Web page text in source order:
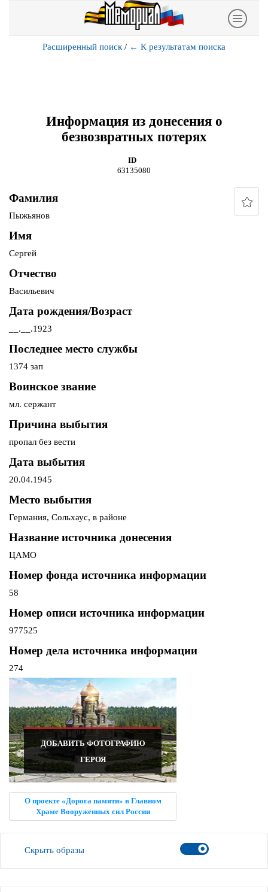
Расширенный поиск / ← К результатам поиска
Информация из донесения о
безвозвратных потерях
ID
63135080
Фамилия
Пыжьянов
Имя
Сергей
Отчество
Васильевич
Дата рождения/Возраст
__.__.1923
Последнее место службы
1374 зап
Воинское звание
мл. сержант
Причина выбытия
пропал без вести
Дата выбытия
20.04.1945
Место выбытия
Германия, Сольхаус, в районе
Название источника донесения
ЦАМО
Номер фонда источника информации
58
Номер описи источника информации
977525
Номер дела источника информации
274
ДОБАВИТЬ ФОТОГРАФИЮ
ГЕРОЯ
О проекте «Дорога памяти» в Главном
Храме Вооруженных сил России
Скрыть образы